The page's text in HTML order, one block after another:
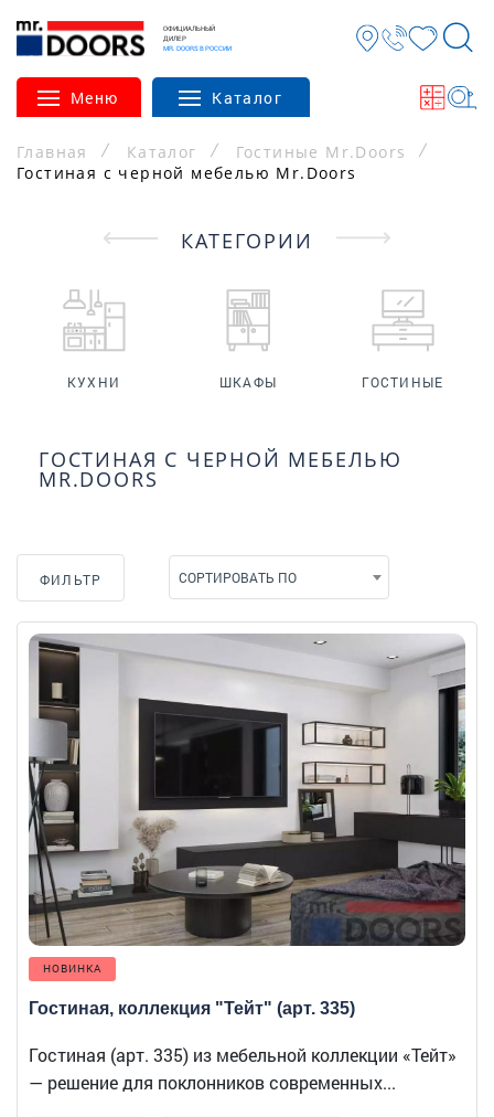
ОФИЦИАЛЬНЫЙ
ДИЛЕР
MR. DOORS В РОССИИ
Меню Каталог
Главная Каталог
Гостиные Mr.Doors
Гостиная с черной мебелью Mr.Doors
КАТЕГОРИИ
КУХНИ ШКАФЫ ГОСТИНЫЕ
ГОСТИНАЯ С ЧЕРНОЙ МЕБЕЛЬЮ
MR.DOORS
ФИЛЬТР СОРТИРОВАТЬ ПО
НОВИНКА
Гостиная, коллекция "Тейт" (арт. 335)
Гостиная (арт. 335) из мебельной коллекции «Тейт»
— решение для поклонников современных...